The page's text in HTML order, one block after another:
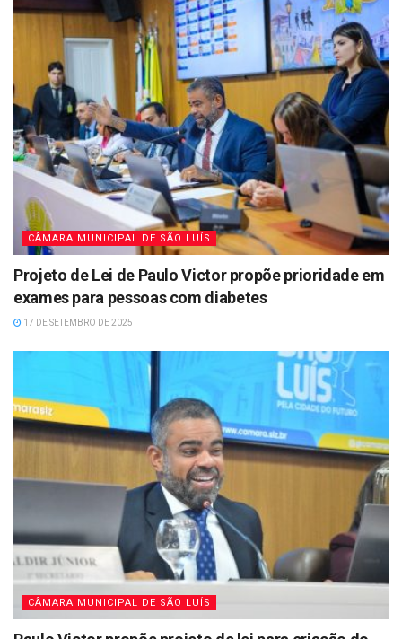
CÂMARA MUNICIPAL DE SÃO LUÍS
Projeto de Lei de Paulo Victor propõe prioridade em
exames para pessoas com diabetes
17 DE SETEMBRO DE 2025
CÂMARA MUNICIPAL DE SÃO LUÍS